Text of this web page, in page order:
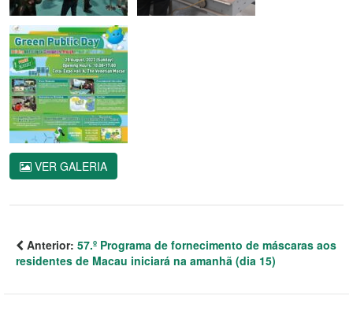
VER GALERIA
Anterior: 57.º Programa de fornecimento de máscaras aos
residentes de Macau iniciará na amanhã (dia 15)